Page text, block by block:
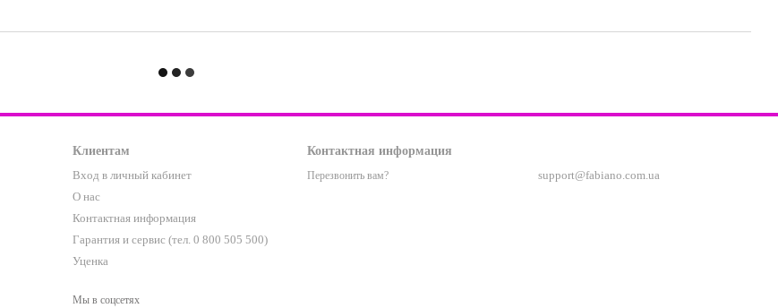
Клиентам
Вход в личный кабинет
О нас
Контактная информация
Гарантия и сервис (тел. 0 800 505 500)
Уценка
Мы в соцсетях
Контактная информация
Перезвонить вам? support@fabiano.com.ua